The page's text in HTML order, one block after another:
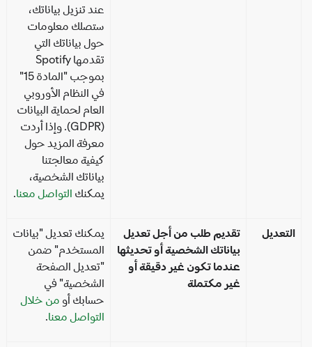
عند تنزيل بياناتك،
ستصلك معلومات
حول بياناتك التي
تقدمها Spotify
بموجب "المادة 15"
في النظام الأوروبي
العام لحماية البيانات
(GDPR). وإذا أردت
معرفة المزيد حول
كيفية معالجتنا
بياناتك الشخصية،
يمكنكالتواصل معنا.
تقديم طلب من أجل تعديل
بياناتك الشخصية أو تحديثها
عندما تكون غير دقيقة أو
غير مكتملة
يمكنك تعديل "بيانات
المستخدم" ضمن
"تعديل الصفحة
الشخصية" في
حسابك أومن خلال
التواصل معنا.